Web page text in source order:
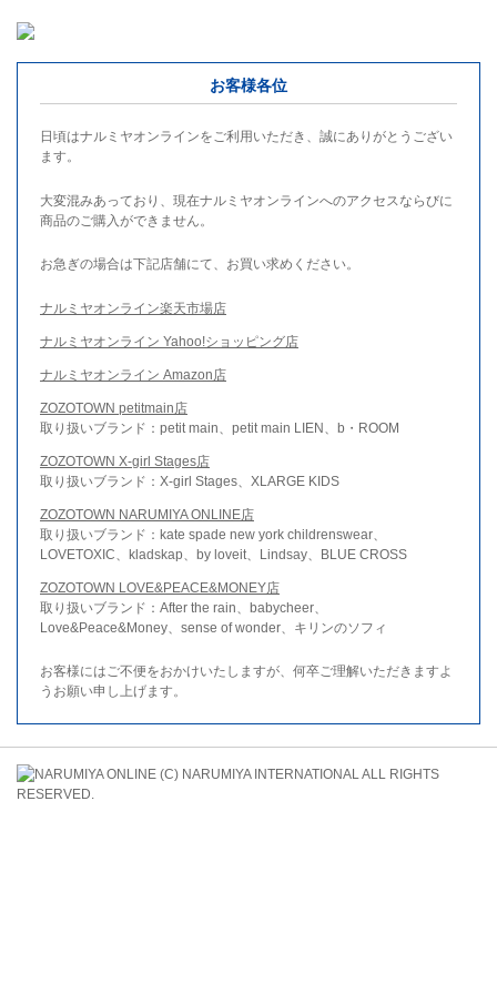
お客様各位
日頃はナルミヤオンラインをご利用いただき、誠にありがとうござい
ます。
大変混みあっており、現在ナルミヤオンラインへのアクセスならびに
商品のご購入ができません。
お急ぎの場合は下記店舗にて、お買い求めください。
ナルミヤオンライン楽天市場店
ナルミヤオンライン Yahoo!ショッピング店
ナルミヤオンライン Amazon店
ZOZOTOWN petitmain店
取り扱いブランド：petit main、petit main LIEN、b・ROOM
ZOZOTOWN X-girl Stages店
取り扱いブランド：X-girl Stages、XLARGE KIDS
ZOZOTOWN NARUMIYA ONLINE店
取り扱いブランド：kate spade new york childrenswear、
LOVETOXIC、kladskap、by loveit、Lindsay、BLUE CROSS
ZOZOTOWN LOVE&PEACE&MONEY店
取り扱いブランド：After the rain、babycheer、
Love&Peace&Money、sense of wonder、キリンのソフィ
お客様にはご不便をおかけいたしますが、何卒ご理解いただきますよ
うお願い申し上げます。